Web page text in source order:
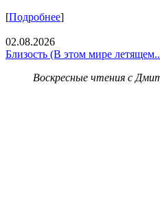
[Подробнее]
02.08.2026
Близость (В этом мире
Воскресные чтения с